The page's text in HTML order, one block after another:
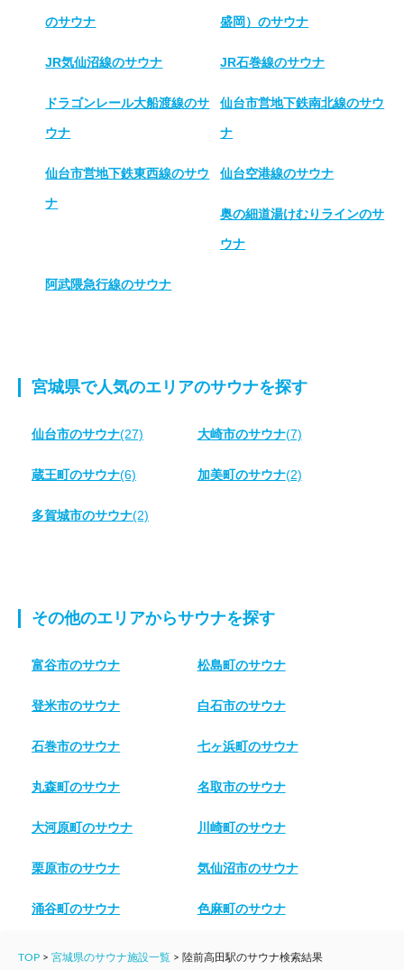
のサウナ 盛岡）のサウナ
JR気仙沼線のサウナ JR石巻線のサウナ
ドラゴンレール大船渡線のサ
ウナ
仙台市営地下鉄南北線のサウ
ナ
仙台市営地下鉄東西線のサウ
ナ
仙台空港線のサウナ
奥の細道湯けむりラインのサ
ウナ
阿武隈急行線のサウナ
宮城県で人気のエリアのサウナを探す
仙台市のサウナ(27) 大崎市のサウナ(7)
蔵王町のサウナ(6) 加美町のサウナ(2)
多賀城市のサウナ(2)
その他のエリアからサウナを探す
富谷市のサウナ 松島町のサウナ
登米市のサウナ 白石市のサウナ
石巻市のサウナ 七ヶ浜町のサウナ
丸森町のサウナ 名取市のサウナ
大河原町のサウナ 川崎町のサウナ
栗原市のサウナ 気仙沼市のサウナ
涌谷町のサウナ 色麻町のサウナ
TOP > 宮城県のサウナ施設一覧 > 陸前高田駅のサウナ検索結果